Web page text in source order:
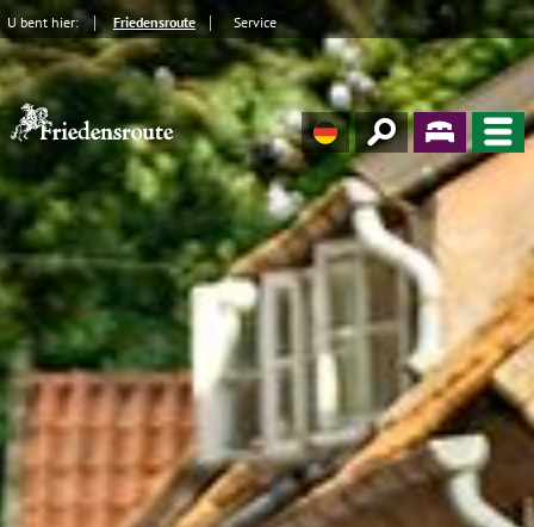
U bent hier: Friedensroute Service